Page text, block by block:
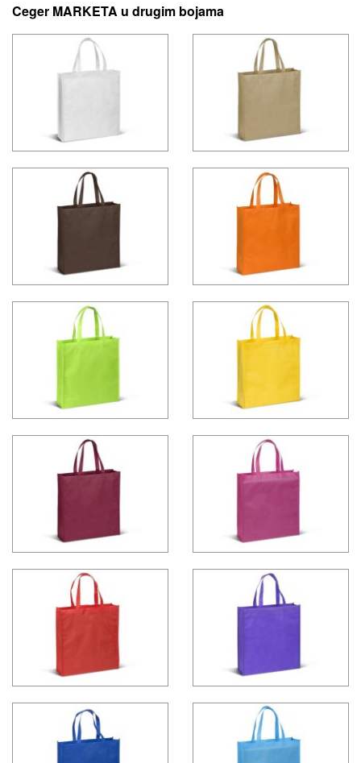
Ceger MARKETA u drugim bojama